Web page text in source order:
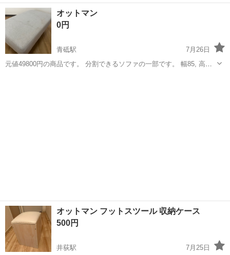
費会社負担／正社員登用のチャンスあり／食堂利用可能／マイカー通
勤OK《茨城県茨城市》 人気の工場のお仕事 ◇トラックの金属部品の
製造◇ ★トラックの金属...
茨城 北茨城市 磯原駅
オットマン
0円
青砥駅
7月26日
元値49800円の商品です。 分割できるソファの一部です。 幅85, 高さ
オットマン フットスツール 収納ケース
500円
井荻駅
7月25日